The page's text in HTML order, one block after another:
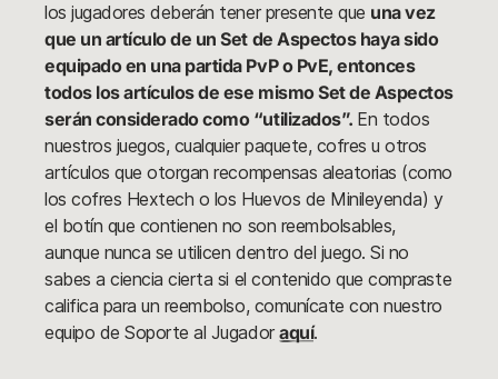
los jugadores deberán tener presente que una vez
que un artículo de un Set de Aspectos haya sido
equipado en una partida PvP o PvE, entonces
todos los artículos de ese mismo Set de Aspectos
serán considerado como “utilizados”. En todos
nuestros juegos, cualquier paquete, cofres u otros
artículos que otorgan recompensas aleatorias (como
los cofres Hextech o los Huevos de Minileyenda) y
el botín que contienen no son reembolsables,
aunque nunca se utilicen dentro del juego. Si no
sabes a ciencia cierta si el contenido que compraste
califica para un reembolso, comunícate con nuestro
equipo de Soporte al Jugadoraquí.